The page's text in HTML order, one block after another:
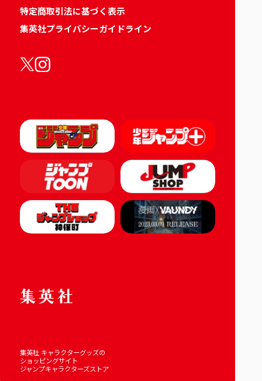
特定商取引法に基づく表示
集英社プライバシーガイドライン
集英社 キャラクターグッズの
ショッピングサイト
ジャンプキャラクターズストア